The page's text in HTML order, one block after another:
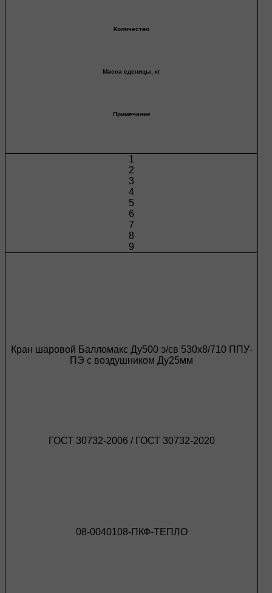
Количество
Масса еденицы, кг
Примечание
1
2
3
4
5
6
7
8
9
Кран шаровой Балломакс Ду500 э/св 530х8/710 ППУ-
ПЭ с воздушником Ду25мм
ГОСТ 30732-2006 / ГОСТ 30732-2020
08-0040108-ПКФ-ТЕПЛО